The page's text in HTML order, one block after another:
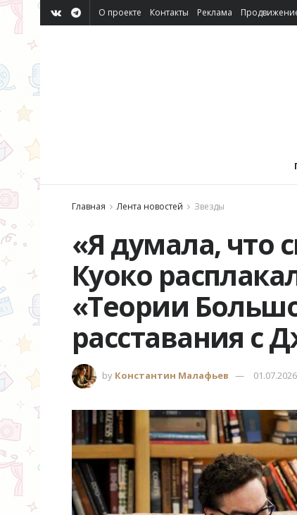
О проекте Контакты Реклама
Главная Лента новостей Звезды
«Я думала, что
Куоко
«Теории
расставания с
by Константин Малафьев 01.07.2026